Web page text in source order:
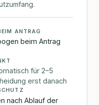
ANTRAG
beim Antrag
für 2–5
erst danach
nach Ablauf der